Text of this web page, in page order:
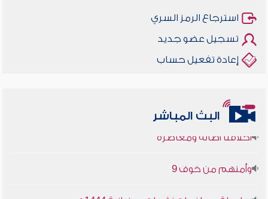
استرجاع الرمز السري
تسجيل عضو جديد
إعادة تفعيل حساب
البث المباشر
أخلاقنا أصالة ومعاصرة